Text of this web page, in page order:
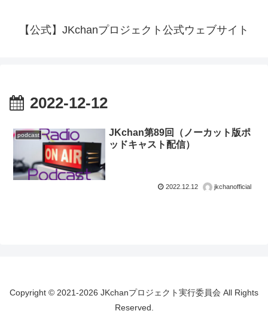
【公式】JKchanプロジェクト公式ウェブサイト
2022-12-12
podcast
JKchan第89回（ノーカット版ポ
ッドキャスト配信）
2022.12.12 jkchanofficial
Copyright © 2021-2026 JKchanプロジェクト実行委員会 All Rights
Reserved.